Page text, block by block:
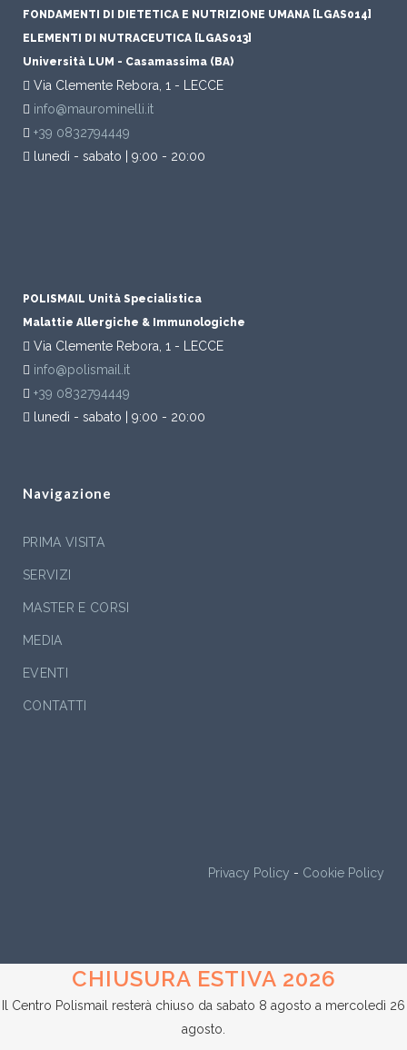
FONDAMENTI DI DIETETICA E NUTRIZIONE UMANA [LGAS014]
ELEMENTI DI NUTRACEUTICA [LGAS013]
Università LUM - Casamassima (BA)
Via Clemente Rebora, 1 - LECCE
info@maurominelli.it
+39 0832794449
lunedì - sabato | 9:00 - 20:00
POLISMAIL Unità Specialistica
Malattie Allergiche & Immunologiche
Via Clemente Rebora, 1 - LECCE
info@polismail.it
+39 0832794449
lunedì - sabato | 9:00 - 20:00
Navigazione
PRIMA VISITA
SERVIZI
MASTER E CORSI
MEDIA
EVENTI
CONTATTI
Privacy Policy - Cookie Policy
CHIUSURA ESTIVA 2026
Il Centro Polismail resterà chiuso da sabato 8 agosto a mercoledì 26
agosto.